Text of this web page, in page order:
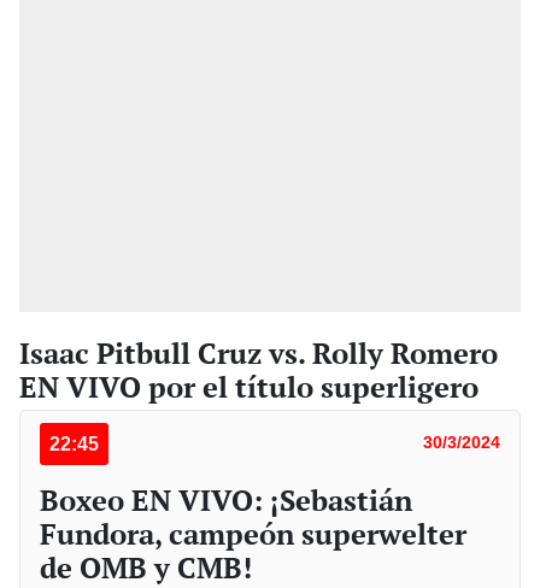
Isaac Pitbull Cruz vs. Rolly Romero
EN VIVO por el título superligero
22:45 30/3/2024
Boxeo EN VIVO: ¡Sebastián
Fundora, campeón superwelter
de OMB y CMB!